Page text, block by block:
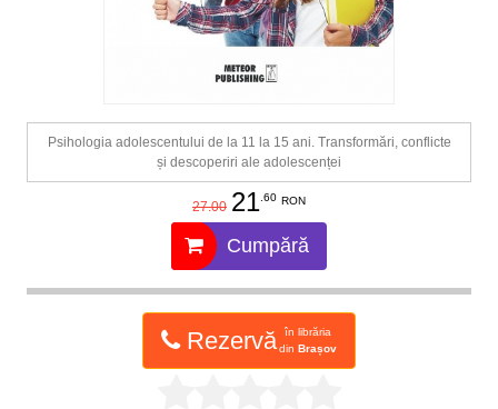
Psihologia adolescentului de la 11 la 15 ani. Transformări, conflicte
și descoperiri ale adolescenței
27.00 21.60 RON
Cumpără
Rezervă
în librăria
din Brașov